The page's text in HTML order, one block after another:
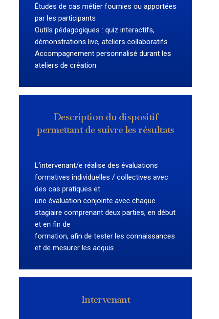
Études de cas métier fournies ou apportées
par les participants
Outils pédagogiques : quiz interactifs,
démonstrations live, ateliers collaboratifs
Accompagnement personnalisé durant les
ateliers de création
Description du dispositif
permettant de suivre les résultats
L’intervenant/e réalise des évaluations
formatives individuelles / collectives avec
des cas pratiques et
une évaluation conjointe avec chaque
stagiaire comprenant deux parties, en début
et en fin de
formation, afin de tester les connaissances
et de mesurer les acquis.
Intervenant